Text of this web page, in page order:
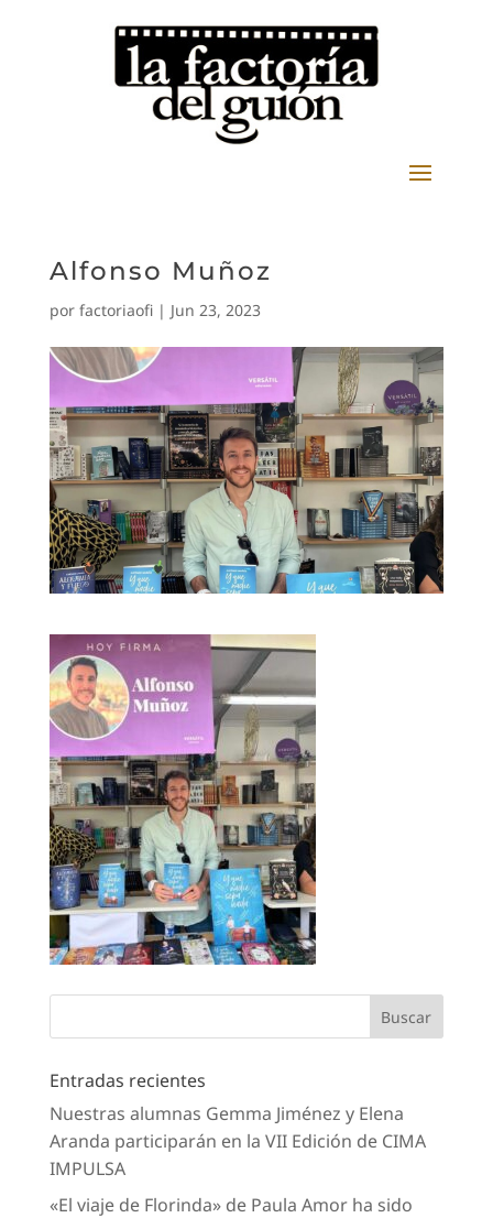
Alfonso Muñoz
por factoriaofi| Jun 23, 2023
Entradas recientes
Nuestras alumnas Gemma Jiménez y Elena
Aranda participarán en la VII Edición de CIMA
IMPULSA
«El viaje de Florinda» de Paula Amor ha sido